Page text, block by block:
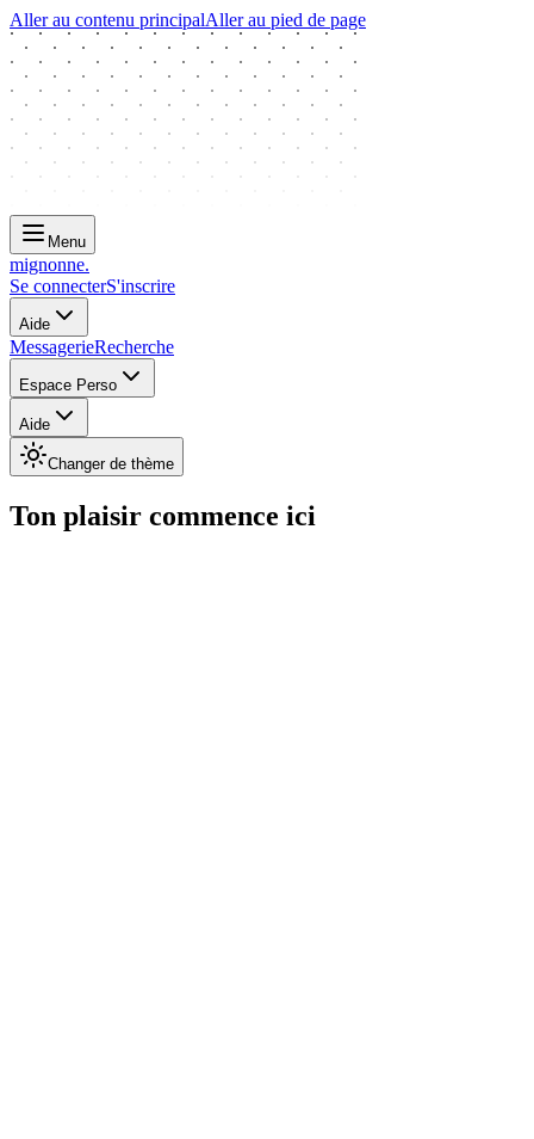
Aller au contenu principalAller au pied de page
Menu
mignonne.
Se connecterS'inscrire
Aide
MessagerieRecherche
Espace Perso
Aide
Changer de thème
Ton plaisir commence ici